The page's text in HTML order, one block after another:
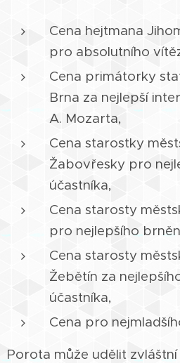
Cena hejtmana
pro absolutního
Cena primátorky
Brna za nejlepší
A. Mozarta,
Cena starostky
Žabovřesky pro
účastníka,
Cena starosty
pro nejlepšího
Cena starosty
Žebětín za
účastníka,
Cena pro
Porota může udělit